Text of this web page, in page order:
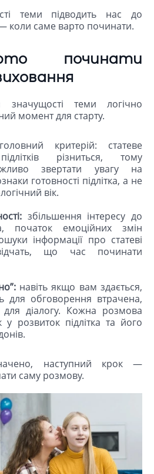
теми підводить нас до
коли саме варто починати.
починати
значущості теми логічно
момент для старту.
критерій: статеве
різниться, тому
звертати увагу на
готовності підлітка, а не
вік.
збільшення інтересу до
початок емоційних змін
інформації про статеві
що час починати
навіть якщо вам здається,
для обговорення втрачена,
діалогу. Кожна розмова
у розвиток підлітка та його
наступний крок —
саму розмову.